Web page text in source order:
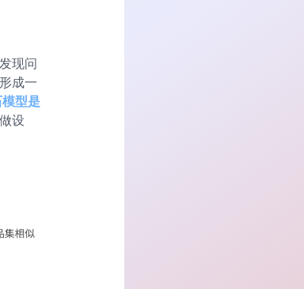
现问
成一
型是
设